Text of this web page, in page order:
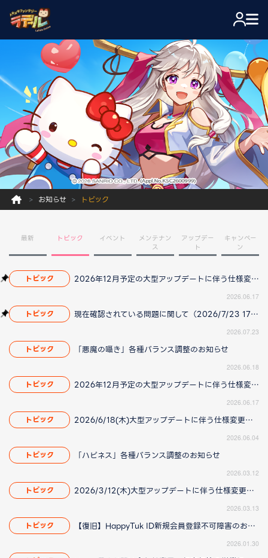
お知らせ トピック
最新 トピック イベント
メンテナン
ス
アップデー
ト
キャンペー
ン
トピック 2026年12月予定の大型アップデートに伴う仕様変更のお知らせ
2026.06.17
トピック 現在確認されている問題に関して（2026/7/23 17:00更新）
2026.07.23
トピック 「悪魔の囁き」各種バランス調整のお知らせ
2026.06.18
トピック 2026年12月予定の大型アップデートに伴う仕様変更のお知らせ
2026.06.17
トピック 2026/6/18(木)大型アップデートに伴う仕様変更のお知らせ(2026/06/04 更新)
2026.06.04
トピック 「ハピネス」各種バランス調整のお知らせ
2026.03.12
トピック 2026/3/12(木)大型アップデートに伴う仕様変更のお知らせ(2026/3/13更新)
2026.03.13
トピック 【復旧】HappyTuk ID新規会員登録不可障害のお知らせ
2026.01.30